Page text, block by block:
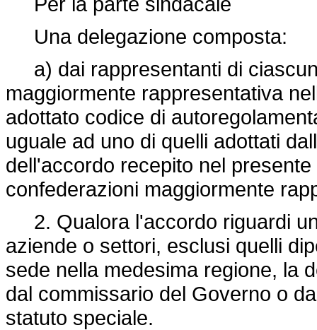
Una delegazione composta:
a) dai rappresentanti di
maggiormente rappresentativa
adottato codice di
uguale ad uno di quelli adottati
dell'accordo recepito nel
confederazioni maggiormente
2. Qualora l'accordo riguardi
aziende o settori, esclusi quelli
sede nella medesima regione, la
dal commissario del Governo o
statuto speciale.